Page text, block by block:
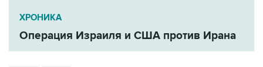
ХРОНИКА
Операция Израиля и США против Ирана